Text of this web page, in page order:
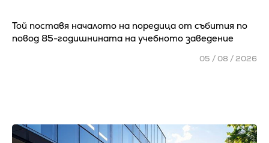
Той поставя началото на поредица от събития по
повод 85-годишнината на учебното заведение
05 / 08 / 2026